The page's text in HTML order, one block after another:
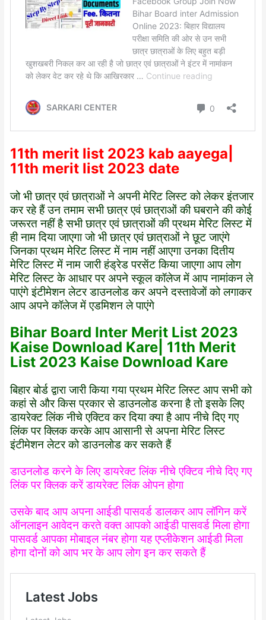
11th merit list 2023 kab aayega|
11th merit list 2023 date
जो भी छात्र एवं छात्राओं ने अपनी मेरिट लिस्ट को लेकर इंतजार
कर रहे हैं उन तमाम सभी छात्र एवं छात्राओं की घबराने की कोई
जरूरत नहीं है सभी छात्र एवं छात्राओं की प्रथम मेरिट लिस्ट में
ही नाम दिया जाएगा जो भी छात्र एवं छात्राओं ने छूट जाएंगे
जिनका प्रथम मेरिट लिस्ट में नाम नहीं आएगा उनका दितीय
मेरिट लिस्ट में नाम जारी हंड्रेड परसेंट किया जाएगा आप लोग
मेरिट लिस्ट के आधार पर अपने स्कूल कॉलेज में आप नामांकन ले
पाएंगे इंटीमेशन लेटर डाउनलोड कर अपने दस्तावेजों को लगाकर
आप अपने कॉलेज में एडमिशन ले पाएंगे
Bihar Board Inter Merit List 2023
Kaise Download Kare| 11th Merit
List 2023 Kaise Download Kare
बिहार बोर्ड द्वारा जारी किया गया प्रथम मेरिट लिस्ट आप सभी को
कहां से और किस प्रकार से डाउनलोड करना है तो इसके लिए
डायरेक्ट लिंक नीचे एक्टिव कर दिया क्या है आप नीचे दिए गए
लिंक पर क्लिक करके आप आसानी से अपना मेरिट लिस्ट
इंटीमेशन लेटर को डाउनलोड कर सकते हैं
डाउनलोड करने के लिए डायरेक्ट लिंक नीचे एक्टिव नीचे दिए गए
लिंक पर क्लिक करें डायरेक्ट लिंक ओपन होगा
उसके बाद आप अपना आईडी पासवर्ड डालकर आप लॉगिन करें
ऑनलाइन आवेदन करते वक्त आपको आईडी पासवर्ड मिला होगा
पासवर्ड आपका मोबाइल नंबर होगा यह एप्लीकेशन आईडी मिला
होगा दोनों को आप भर के आप लोग इन कर सकते हैं